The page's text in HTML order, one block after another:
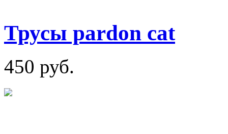
Трусы pardon cat
450 руб.